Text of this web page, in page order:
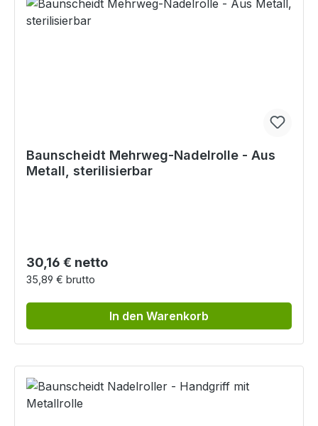
Baunscheidt Mehrweg-Nadelrolle - Aus
Metall, sterilisierbar
Regulärer Preis:
30,16 € netto
35,89 € brutto
In den Warenkorb